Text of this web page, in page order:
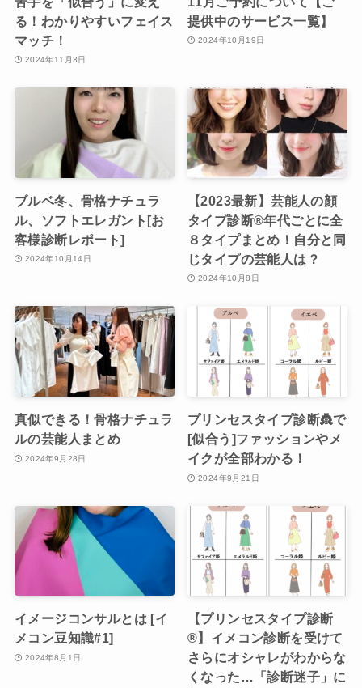
る！わかりやすいフェイス
マッチ！
2024年11月3日
提供中のサービス一覧】
2024年10月19日
ブルベ冬、骨格ナチュラ
ル、ソフトエレガント[お
客様診断レポート]
2024年10月14日
【2023最新】芸能人の顔
タイプ診断®︎年代ごとに全
８タイプまとめ！自分と同
じタイプの芸能人は？
2024年10月8日
真似できる！骨格ナチュラ
ルの芸能人まとめ
2024年9月28日
プリンセスタイプ診断👸で
[似合う]ファッションやメ
イクが全部わかる！
2024年9月21日
イメージコンサルとは [イ
メコン豆知識#1]
2024年8月1日
【プリンセスタイプ診断
®︎】イメコン診断を受けて
さらにオシャレがわからな
くなった…「診断迷子」に